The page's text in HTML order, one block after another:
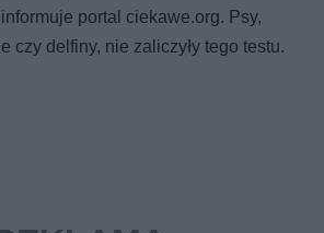
portal ciekawe.org. Psy,
czy delfiny, nie zaliczyły tego testu.